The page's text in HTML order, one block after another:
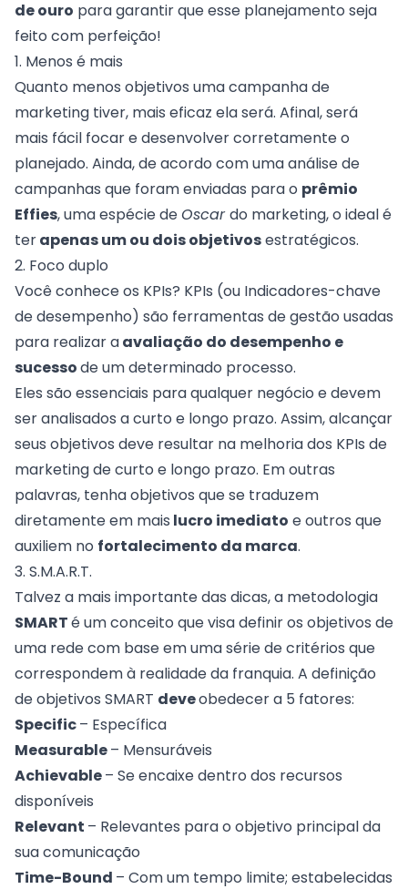
de ouro para garantir que esse planejamento seja
feito com perfeição!
1. Menos é mais
Quanto menos objetivos uma campanha de
marketing tiver, mais eficaz ela será. Afinal, será
mais fácil focar e desenvolver corretamente o
planejado. Ainda, de acordo com uma análise de
campanhas que foram enviadas para o prêmio
Effies, uma espécie deOscardo marketing, o ideal é
terapenas um ou dois objetivosestratégicos.
2. Foco duplo
Você conhece os KPIs? KPIs (ou Indicadores-chave
de desempenho) são ferramentas de gestão usadas
para realizar aavaliação do desempenho e
sucessode um determinado processo.
Eles são essenciais para qualquer negócio e devem
ser analisados a curto e longo prazo. Assim, alcançar
seus objetivos deve resultar na melhoria dos KPIs de
marketing de curto e longo prazo. Em outras
palavras, tenha objetivos que se traduzem
diretamente em mais lucro imediato e outros que
auxiliem no fortalecimento da marca.
3. S.M.A.R.T.
Talvez a mais importante das dicas, a metodologia
SMARTé um conceito que visa definir os objetivos de
uma rede com base em uma série de critérios que
correspondem à realidade da franquia. A definição
de objetivos SMART deveobedecer a 5 fatores:
Specific– Específica
Measurable– Mensuráveis
Achievable– Se encaixe dentro dos recursos
disponíveis
Relevant – Relevantes para o objetivo principal da
sua comunicação
Time-Bound – Com um tempo limite; estabelecidas